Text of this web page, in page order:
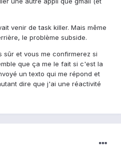
venir de task killer. Mais même
le problème subside.
sûr et vous me confirmerez si
que ça me le fait si c'est la
un texto qui me répond et
dire que j'ai une réactivité